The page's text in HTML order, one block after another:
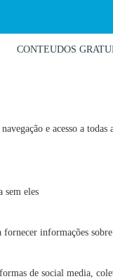
CONTEUDOS
e acesso a todas
sem eles
informações
de social media,